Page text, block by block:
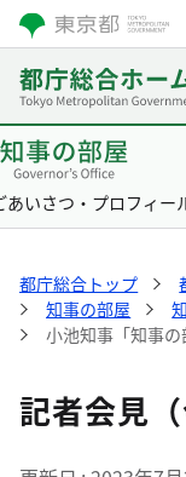
あいさつ・プロフィー
都庁総合トップ
知事の部屋
小池知事「知事の
記者会見（